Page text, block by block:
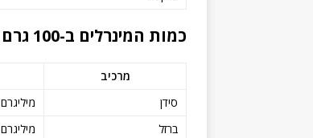
כמות המינרלים ב-100 גרם ביצה לא מבושלת
מרכיב
סידן
מיליגרם
ברזל
מיליגרם